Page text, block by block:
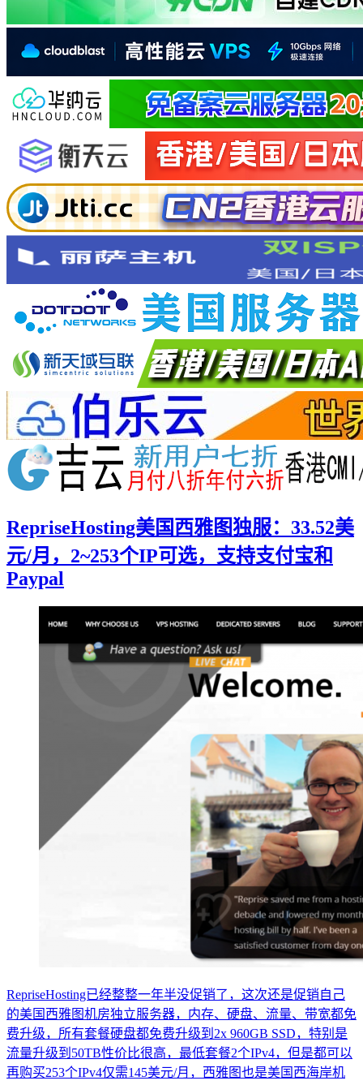
RepriseHosting美国西雅图独服：33.52美
元/月，2~253个IP可选，支持支付宝和
Paypal
RepriseHosting已经整整一年半没促销了，这次还是促销自己
的美国西雅图机房独立服务器，内存、硬盘、流量、带宽都免
费升级，所有套餐硬盘都免费升级到2x 960GB SSD，特别是
流量升级到50TB性价比很高，最低套餐2个IPv4，但是都可以
再购买253个IPv4仅需145美元/月，西雅图也是美国西海岸机